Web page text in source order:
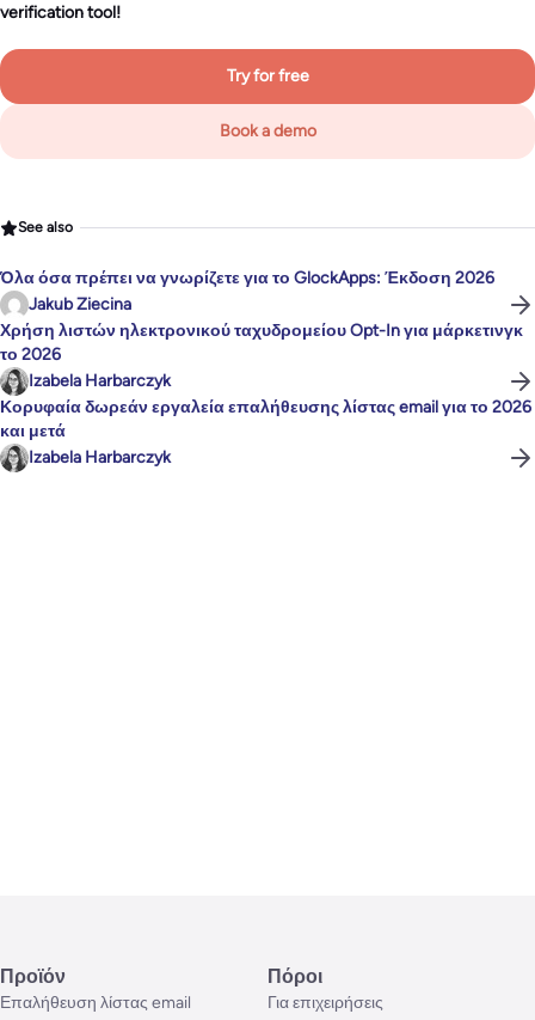
verification tool!
Try for free
Book a demo
See also
Όλα όσα πρέπει να γνωρίζετε για το GlockApps: Έκδοση 2026
Jakub Ziecina
Χρήση λιστών ηλεκτρονικού ταχυδρομείου Opt-In για μάρκετινγκ
το 2026
Izabela Harbarczyk
Κορυφαία δωρεάν εργαλεία επαλήθευσης λίστας email για το 2026
και μετά
Izabela Harbarczyk
Προϊόν
Επαλήθευση λίστας email
Πόροι
Για επιχειρήσεις